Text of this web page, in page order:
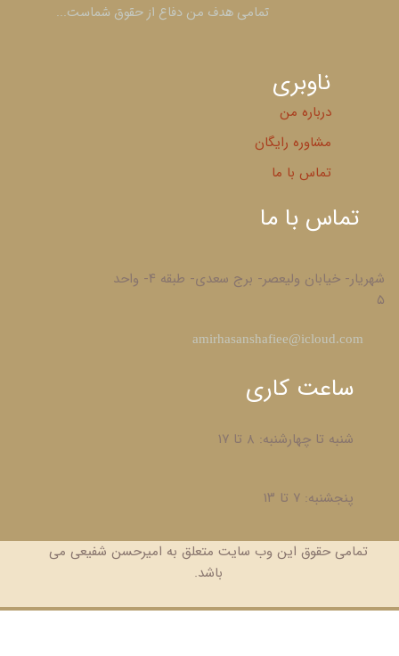
​​​​​​​تمامی هدف من دفاع از حقوق شماست...
ناوبری
درباره من
مشاوره رایگان
تماس با ما
تماس با ما
شهریار- خیابان ولیعصر- برج سعدی- طبقه ۴- واحد
۵
​amirhasanshafiee@icloud.com
ساعت کاری
شنبه تا چهارشنبه: ۸ تا ۱۷
پنجشنبه: ۷ تا ۱۳
تمامی حقوق این وب سایت متعلق به امیرحسن شفیعی می
باشد.